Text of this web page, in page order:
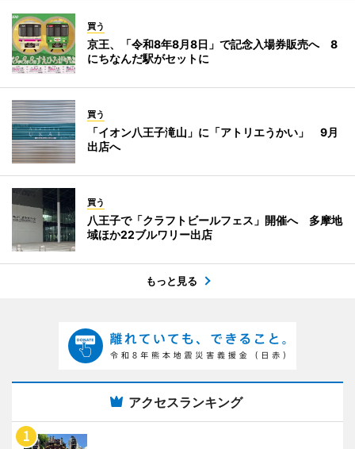
買う
京王、「令和8年8月8日」で記念入場券販売へ 8
にちなんだ駅がセットに
買う
「イオン八王子滝山」に「アトリエうかい」 9月
出店へ
買う
八王子で「クラフトビールフェス」開催へ 多摩地
域ほか22ブルワリー出店
もっと見る
アクセスランキング